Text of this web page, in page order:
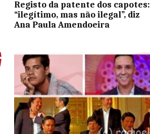
Registo da patente dos capotes:
“ilegítimo, mas não ilegal”, diz
Ana Paula Amendoeira